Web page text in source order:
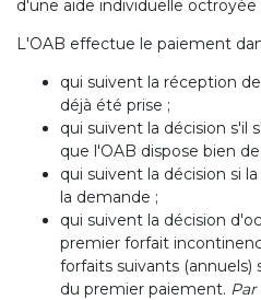
d'une aide individuelle octroyée
L'OAB effectue le paiement
qui suivent la réception
déjà été prise ;
qui suivent la décision s'il
que l'OAB dispose bien
qui suivent la décision si
la demande ;
qui suivent la décision
premier forfait
forfaits suivants
du premier paiement.